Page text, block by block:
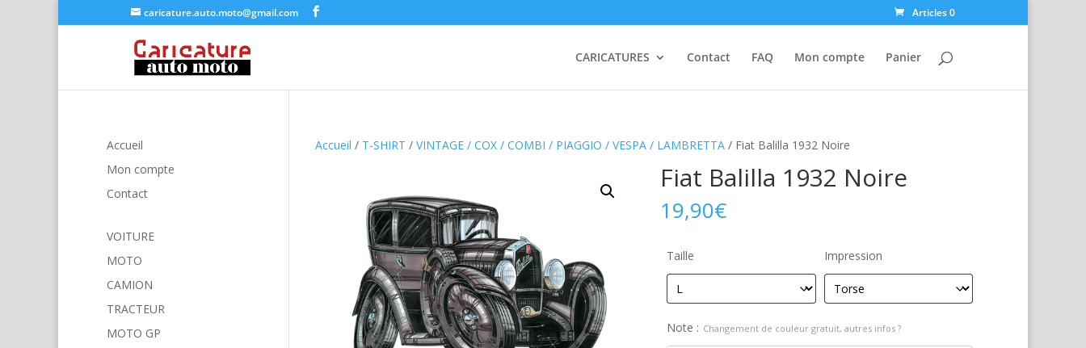
caricature.auto.moto@gmail.com Articles 0
CARICATURES Contact FAQ Mon compte Panier
Accueil / T-SHIRT / VINTAGE / COX / COMBI / PIAGGIO / VESPA / LAMBRETTA/ Fiat Balilla 1932 Noire
Fiat Balilla 1932 Noire
19,90€
Taille Impression
Note : Changement de couleur gratuit, autres infos ?
Accueil
Mon compte
Contact
VOITURE
MOTO
CAMION
TRACTEUR
MOTO GP